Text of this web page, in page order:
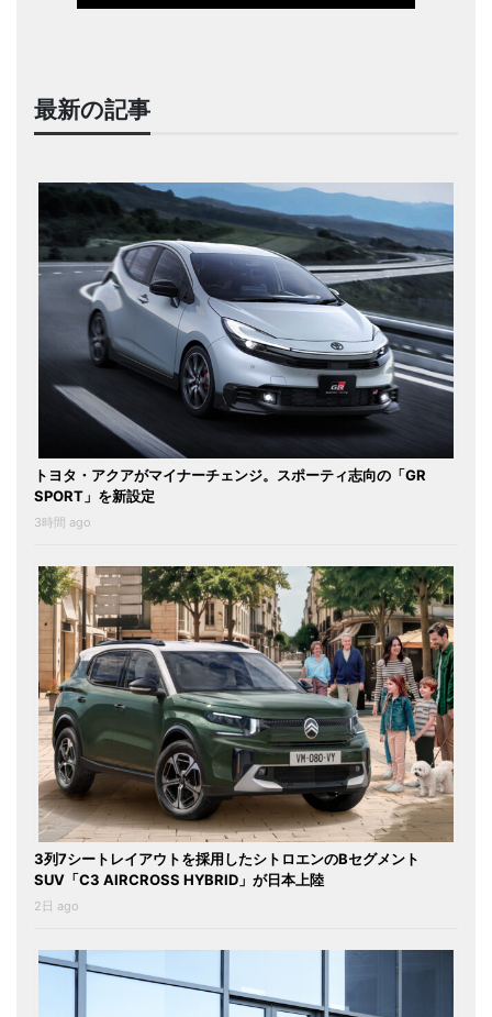
最新の記事
トヨタ・アクアがマイナーチェンジ。スポーティ志向の「GR
SPORT」を新設定
3時間 ago
3列7シートレイアウトを採用したシトロエンのBセグメント
SUV「C3 AIRCROSS HYBRID」が日本上陸
2日 ago